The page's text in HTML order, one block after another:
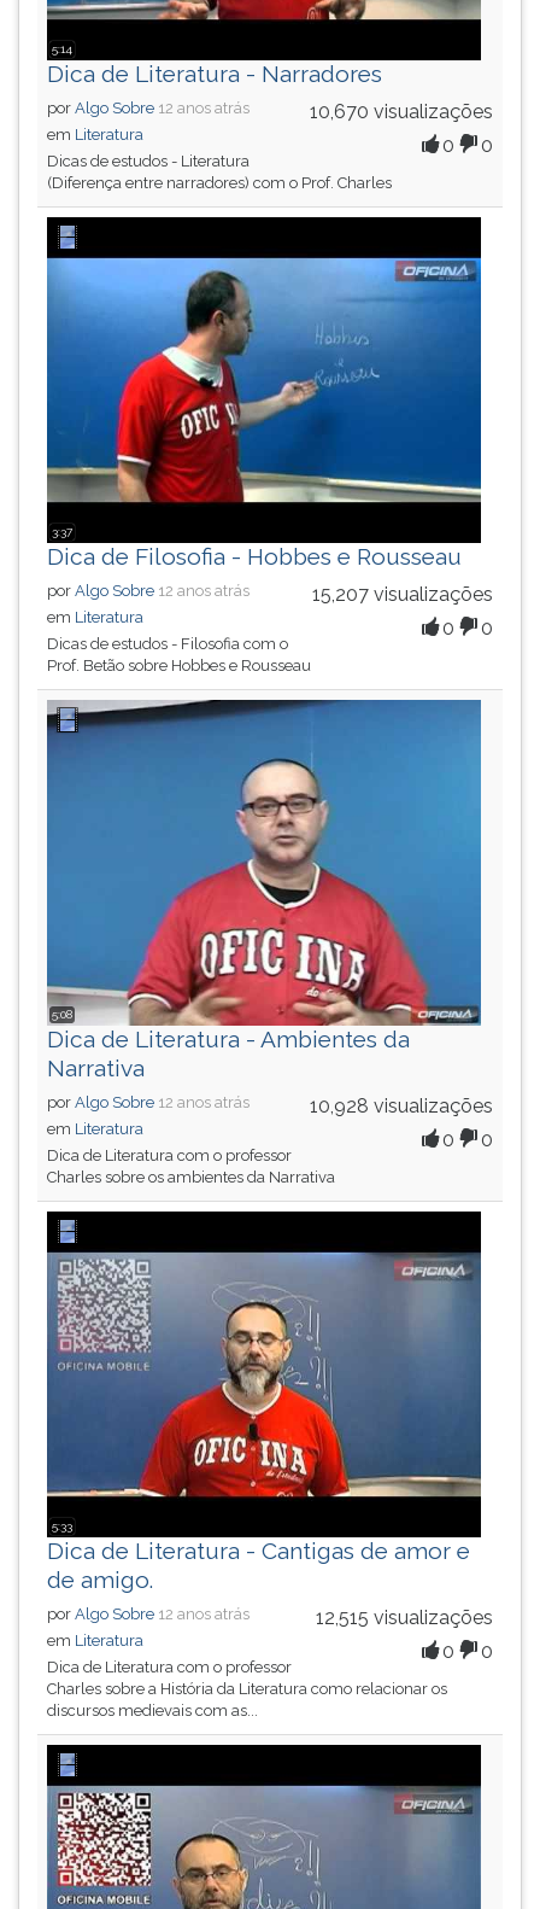
5:14
Dica de Literatura - Narradores
10,670 visualizações
0
0
por Algo Sobre 12 anos atrás
em Literatura
Dicas de estudos - Literatura
(Diferença entre narradores) com o Prof. Charles
3:37
Dica de Filosofia - Hobbes e Rousseau
15,207 visualizações
0
0
por Algo Sobre 12 anos atrás
em Literatura
Dicas de estudos - Filosofia com o
Prof. Betão sobre Hobbes e Rousseau
5:08
Dica de Literatura - Ambientes da
Narrativa
10,928 visualizações
0
0
por Algo Sobre 12 anos atrás
em Literatura
Dica de Literatura com o professor
Charles sobre os ambientes da Narrativa
5:33
Dica de Literatura - Cantigas de amor e
de amigo.
12,515 visualizações
0
0
por Algo Sobre 12 anos atrás
em Literatura
Dica de Literatura com o professor
Charles sobre a História da Literatura como relacionar os
discursos medievais com as...